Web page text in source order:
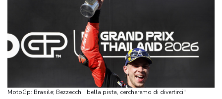
MotoGp: Brasile; Bezzecchi "bella pista, cercheremo di divertirci"